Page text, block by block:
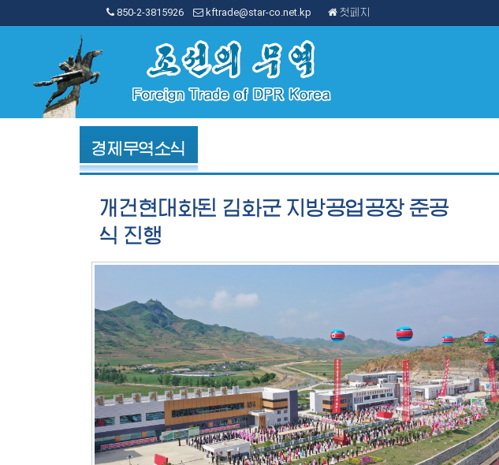
850-2-3815926 kftrade@star-co.net.kp 첫페지
경제무역소식
개건현대화된 김화군 지방공업공장 준공
식 진행